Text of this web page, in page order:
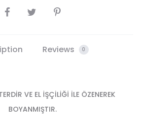
SHARE
Reviews 0
VE EL İŞÇİLİĞİ İLE ÖZENEREK
BOYANMIŞTIR.